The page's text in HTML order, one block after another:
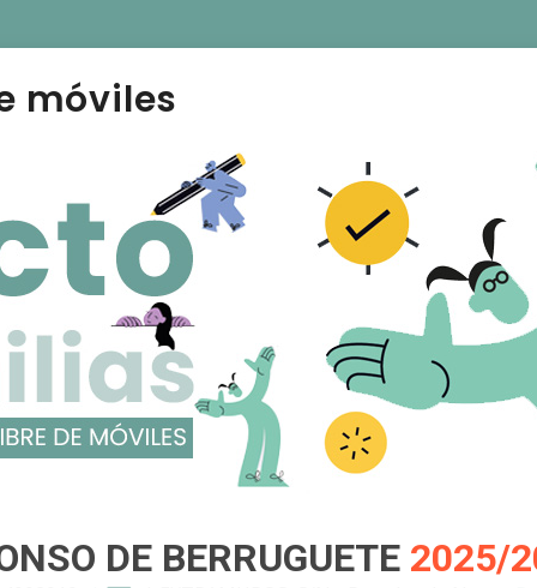
móviles
DE BERRUGUETE 2025/